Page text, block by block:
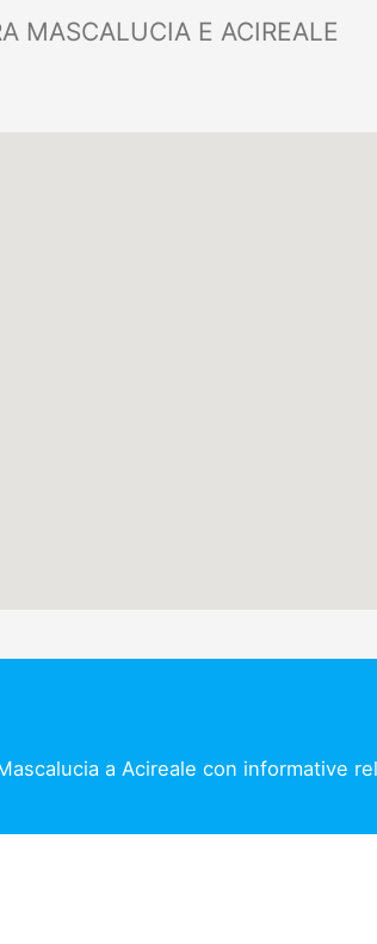
MASCALUCIA E ACIREALE
a Acireale con informative